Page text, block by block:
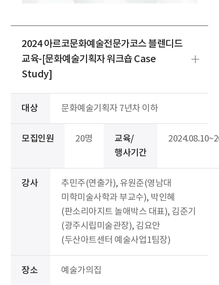
2024 아르코문화예술전문가코스 블렌디드
교육-[문화예술기획자 워크숍 Case
Study]
대상 문화예술기획자 7년차 이하
모집인원 20명
교육/
행사기간
강사
추민주(연출가), 유원준(영남대
미학미술사학과 부교수), 박인혜
(판소리아지트 놀애박스 대표), 김준기
(광주시립미술관장), 김요안
(두산아트센터 예술사업1팀장)
장소 예술가의집